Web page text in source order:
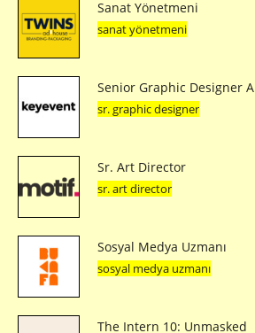
Sanat Yönetmeni
sanat yönetmeni
Senior Graphic Designer
sr. graphic designer
Sr. Art Director
sr. art director
Sosyal Medya Uzmanı
sosyal medya uzmanı
The Intern 10: Unmasked